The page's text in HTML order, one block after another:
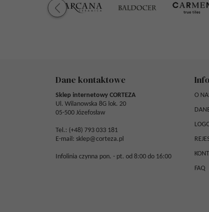
Dane kontaktowe
Sklep internetowy CORTEZA
Ul. Wilanowska 8G lok. 20
05-500 Józefosław
Tel.: (+48) 793 033 181
E-mail: sklep@corteza.pl
Infolinia czynna pon. - pt. od 8:00 do 16:00
O
FAQ